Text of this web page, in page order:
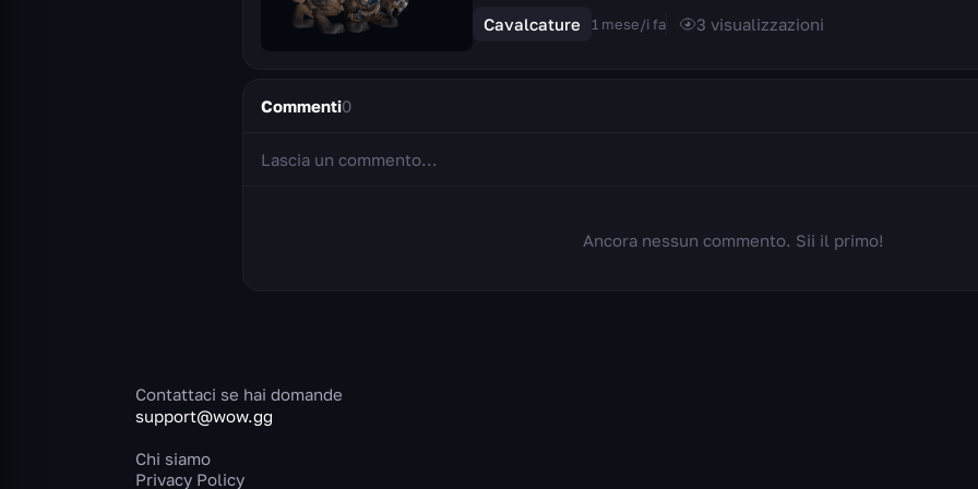
Cavalcature 1 mese/i fa 3 visualizzazioni
Commenti0
Ancora nessun commento. Sii il primo!
Contattaci se hai domande
support@wow.gg
Chi siamo
Privacy Policy